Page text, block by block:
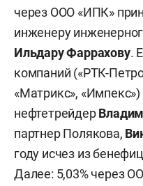
через ООО «ИПК»
инженеру
Ильдару Фаррахову.
компаний («РТК-
«Матрикс»,
нефтетрейдер
партнер Полякова,
году исчез из
Далее: 5,03% через